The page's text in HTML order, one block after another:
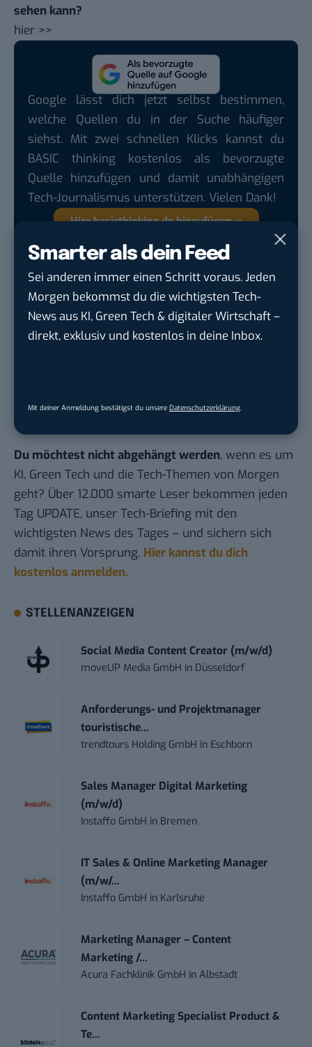
Smarter als dein Feed
Sei anderen immer einen Schritt voraus. Jeden
Morgen bekommst du die wichtigsten Tech-
News aus KI, Green Tech & digitaler Wirtschaft –
direkt, exklusiv und kostenlos in deine Inbox.
Mit deiner Anmeldung bestätigst du unsere Datenschutzerklärung.
sehen kann?
hier >>
Google lässt dich jetzt selbst bestimmen,
welche Quellen du in der Suche häufiger
siehst. Mit zwei schnellen Klicks kannst du
BASIC thinking kostenlos als bevorzugte
Quelle hinzufügen und damit unabhängigen
Tech-Journalismus unterstützen. Vielen Dank!
Hier basicthinking.de hinzufügen
Weitere RSS Programme?
Feedreader >>
Newz Crawler>>
Newsgator(enge Kopplung mit Outlook)>>
Feed Daemon >>
FeedOwl>>
Du möchtest nicht abgehängt werden, wenn es um
KI, Green Tech und die Tech-Themen von Morgen
geht? Über 12.000 smarte Leser bekommen jeden
Tag UPDATE, unser Tech-Briefing mit den
wichtigsten News des Tages – und sichern sich
damit ihren Vorsprung. Hier kannst du dich
kostenlos anmelden.
STELLENANZEIGEN
Social Media Content Creator (m/w/d)
moveUP Media GmbH in Düsseldorf
Anforderungs- und Projektmanager
touristische...
trendtours Holding GmbH in Eschborn
Sales Manager Digital Marketing
(m/w/d)
Instaffo GmbH in Bremen
IT Sales & Online Marketing Manager
(m/w/...
Instaffo GmbH in Karlsruhe
Marketing Manager – Content
Marketing /...
Acura Fachklinik GmbH inAlbstadt
Content Marketing Specialist Product &
Te...